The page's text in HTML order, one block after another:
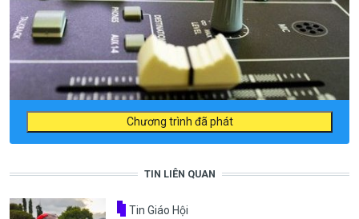
Chương trình đã phát
TIN LIÊN QUAN
Tin Giáo Hội